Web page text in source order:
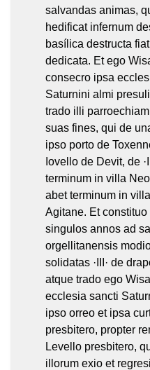
salvandas animas,
hedificat infernum
basílica destructa
dedicata. Et ego
consecro ipsa
Saturnini almi
trado illi
suas fines, qui de
ipso porto de
Iovello de Devit, de
terminum in villa
abet terminum in
Agitane. Et
singulos annos ad
orgellitanensis
solidatas ·III· de
atque trado ego
ecclesia sancti
ipso orreo et ipsa
presbitero, propter
Levello presbitero,
illorum exio et